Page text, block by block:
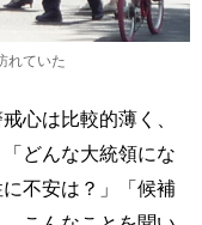
れていた
心は比較的薄く、
どんな大統領にな
不安は？」「候補